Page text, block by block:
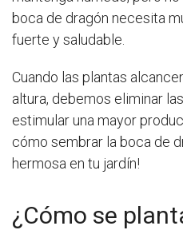
boca de dragón necesita
fuerte y saludable.
Cuando las plantas
altura, debemos eliminar
estimular una mayor
cómo sembrar la boca de
hermosa en tu jardín!
¿Cómo se